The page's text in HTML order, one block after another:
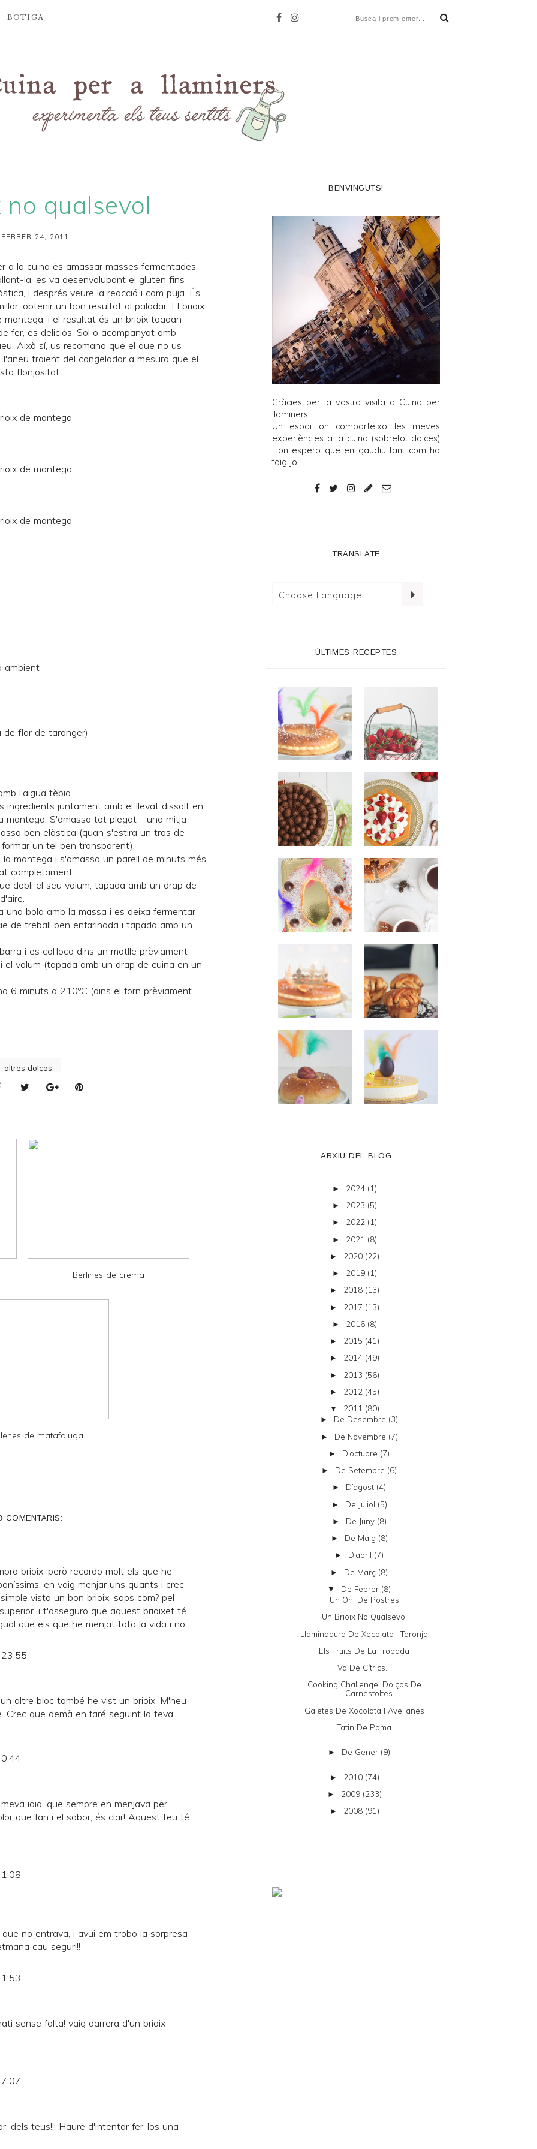
BOTIGA
no qualsevol
24, 2011
a la cuina és amassar masses fermentades.
la, es va desenvolupant el gluten fins
i després veure la reacció i com puja. És
obtenir un bon resultat al paladar. El brioix
i el resultat és un brioix taaaan
fer, és deliciós. Sol o acompanyat amb
Això sí, us recomano que el que no us
traient del congelador a mesura que el
flonjositat.
ambient
de flor de taronger)
l'aigua tèbia.
ingredients juntament amb el llevat dissolt en
mantega. S'amassa tot plegat - una mitja
ben elàstica (quan s'estira un tros de
un tel ben transparent).
mantega i s'amassa un parell de minuts més
completament.
dobli el seu volum, tapada amb un drap de
una bola amb la massa i es deixa fermentar
de treball ben enfarinada i tapada amb un
i es col·loca dins un motlle prèviament
volum (tapada amb un drap de cuina en un
6 minuts a 210ºC (dins el forn prèviament
altres dolços
Berlines de crema
de matafaluga
COMENTARIS:
brioix, però recordo molt els que he
en vaig menjar uns quants i crec
vista un bon brioix. saps com? pel
i t'asseguro que aquest brioixet té
que els que he menjat tota la vida i no
altre bloc també he vist un brioix. M'heu
Crec que demà en faré seguint la teva
iaia, que sempre en menjava per
que fan i el sabor, és clar! Aquest teu té
no entrava, i avui em trobo la sorpresa
cau segur!!!
sense falta! vaig darrera d'un brioix
dels teus!!! Hauré d'intentar fer-los una
BENVINGUTS!
Gràcies per la vostra visita a Cuina per
llaminers!
Un espai on comparteixo les meves
experiències a la cuina (sobretot dolces)
i on espero que en gaudiu tant com ho
faig jo.
TRANSLATE
ÚLTIMES RECEPTES
ARXIU DEL BLOG
► 2024 (1)
► 2023 (5)
► 2022 (1)
► 2021 (8)
► 2020 (22)
► 2019 (1)
► 2018 (13)
► 2017 (13)
► 2016 (8)
► 2015 (41)
► 2014 (49)
► 2013 (56)
► 2012 (45)
▼ 2011 (80)
► De Desembre (3)
► De Novembre (7)
► D’octubre (7)
► De Setembre (6)
► D’agost (4)
► De Juliol (5)
► De Juny (8)
► De Maig (8)
► D’abril (7)
► De Març (8)
▼ De Febrer (8)
Un Oh! De Postres
Un Brioix No Qualsevol
Llaminadura De Xocolata I Taronja
Els Fruits De La Trobada
Va De Cítrics...
Cooking Challenge: Dolços De
Carnestoltes
Galetes De Xocolata I Avellanes
Tatin De Poma
► De Gener (9)
► 2010 (74)
► 2009 (233)
► 2008 (91)